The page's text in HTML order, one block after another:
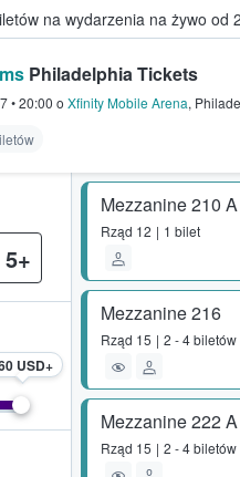
na wydarzenia na żywo od
w którym
Philadelphia Tickets
•20:00 o Xfinity Mobile Arena,
Mezzanine 210 A
Rząd 12 1 bilet
Mezzanine 216
Rząd 15 2 - 4 biletów
Mezzanine 222 A
Rząd 15 2 - 4 biletów
5+
USD